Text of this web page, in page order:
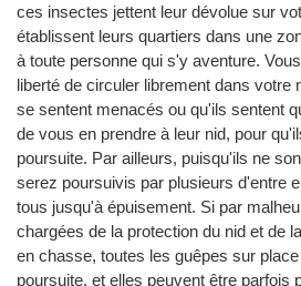
ces insectes jettent leur dévolue sur
établissent leurs quartiers dans une
à toute personne qui s'y aventure.
liberté de circuler librement dans votre
se sentent menacés ou qu'ils sentent
de vous en prendre à leur nid, pour
poursuite. Par ailleurs, puisqu'ils ne
serez poursuivis par plusieurs d'entre
tous jusqu'à épuisement. Si par
chargées de la protection du nid et de
en chasse, toutes les guêpes sur
poursuite, et elles peuvent être parfois